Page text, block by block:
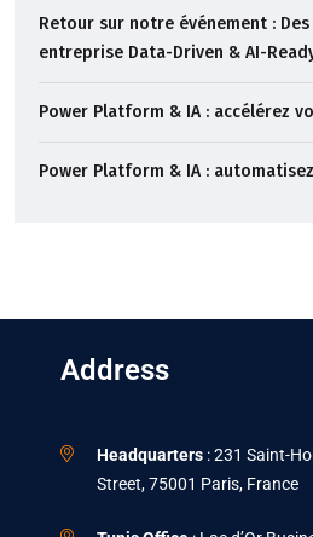
Retour sur notre événement :
entreprise Data-Driven & AI-
Power Platform & IA : accélérez
Power Platform & IA :
Address
Headquarters : 231 Saint-
Street, 75001 Paris, France